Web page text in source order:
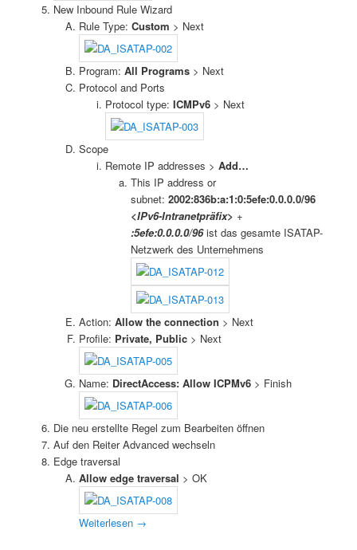
New Inbound Rule Wizard
Rule Type:Custom > Next
Program:All Programs > Next
Protocol and Ports
Protocol type: ICMPv6> Next
Scope
Remote IP addresses > Add…
This IP address or
subnet:2002:836b:a:1:0:5efe:0.0.0.0/96
<IPv6-Intranetpräfix> +
:5efe:0.0.0.0/96ist das gesamte ISATAP-
Netzwerk des Unternehmens
Action:Allow the connection > Next
Profile: Private, Public > Next
Name: DirectAccess: Allow ICPMv6 > Finish
Die neu erstellte Regel zum Bearbeiten öffnen
Auf den Reiter Advanced wechseln
Edge traversal
Allow edge traversal > OK
Weiterlesen →